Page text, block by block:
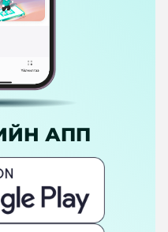
АПП